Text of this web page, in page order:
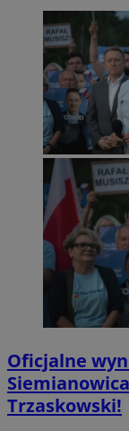
Oficjalne
Trzaskowski!